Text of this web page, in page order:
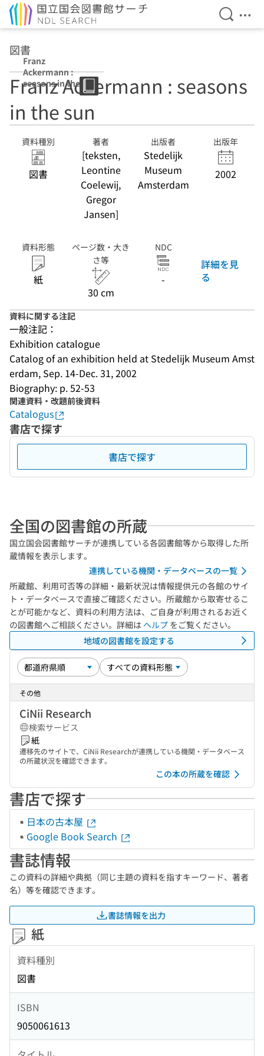
検索を
メ
図書
Franz
Ackermann :
seasons in the
sun
Franz Ackermann : seasons
in the sun
資料種別
図書
著者
[teksten,
Leontine
Coelewij,
Gregor
Jansen]
出版者
Stedelijk
Museum
Amsterdam
出版年
2002
資料形態
紙
ページ数・大き
さ等
30 cm
NDC
-
詳細を見
る
資料に関する注記
一般注記：
Exhibition catalogue
Catalog of an exhibition held at Stedelijk Museum Amst
erdam, Sep. 14-Dec. 31, 2002
Biography: p. 52-53
関連資料・改題前後資料
Catalogus
書店で探す
書店で探す
全国の図書館の所蔵
国立国会図書館サーチが連携している各図書館等から取得した所
蔵情報を表示します。
連携している機関・データベースの一覧
所蔵館、利用可否等の詳細・最新状況は情報提供元の各館のサイ
ト・データベースで直接ご確認ください。所蔵館から取寄せるこ
とが可能かなど、資料の利用方法は、ご自身が利用されるお近く
の図書館へご相談ください。詳細は ヘルプ をご覧ください。
地域の図書館を設定する
その他
CiNii Research
検索サービス
紙
遷移先のサイトで、CiNii Researchが連携している機関・データベース
の所蔵状況を確認できます。
この本の所蔵を確認
書店で探す
日本の古本屋
Google Book Search
書誌情報
この資料の詳細や典拠（同じ主題の資料を指すキーワード、著者
名）等を確認できます。
書誌情報を出力
紙
資料種別
図書
ISBN
9050061613